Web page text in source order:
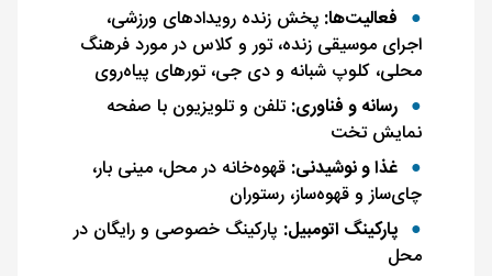
فعالیت‌ها: پخش زنده رویدادهای ورزشی،
اجرای موسیقی زنده، تور و کلاس در مورد فرهنگ
محلی، کلوپ شبانه و دی جی، تورهای پیاه‌روی
رسانه و فناوری:تلفن و تلویزیون با صفحه
نمایش تخت
غذا و نوشیدنی: قهوه‌خانه در محل، مینی بار،
چای‌ساز و قهوه‌ساز، رستوران
پارکینگ اتومبیل: پارکینگ خصوصی و رایگان در
محل